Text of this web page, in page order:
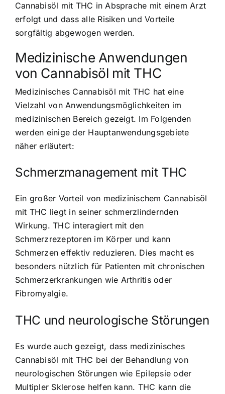
Cannabisöl mit THC in Absprache mit einem Arzt
erfolgt und dass alle Risiken und Vorteile
sorgfältig abgewogen werden.
Medizinische Anwendungen
von Cannabisöl mit THC
Medizinisches Cannabisöl mit THC hat eine
Vielzahl von Anwendungsmöglichkeiten im
medizinischen Bereich gezeigt. Im Folgenden
werden einige der Hauptanwendungsgebiete
näher erläutert:
Schmerzmanagement mit THC
Ein großer Vorteil von medizinischem Cannabisöl
mit THC liegt in seiner schmerzlindernden
Wirkung. THC interagiert mit den
Schmerzrezeptoren im Körper und kann
Schmerzen effektiv reduzieren. Dies macht es
besonders nützlich für Patienten mit chronischen
Schmerzerkrankungen wie Arthritis oder
Fibromyalgie.
THC und neurologische Störungen
Es wurde auch gezeigt, dass medizinisches
Cannabisöl mit THC bei der Behandlung von
neurologischen Störungen wie Epilepsie oder
Multipler Sklerose helfen kann. THC kann die